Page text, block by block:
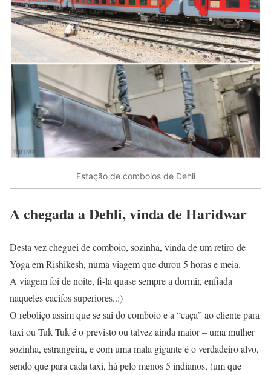
Estação de comboios de Dehli
A chegada a Dehli, vinda de Haridwar
Desta vez cheguei de comboio, sozinha, vinda de um retiro de
Yoga em Rishikesh, numa viagem que durou 5 horas e meia.
A viagem foi de noite, fi-la quase sempre a dormir, enfiada
naqueles cacifos superiores..:)
O reboliço assim que se sai do comboio e a “caça” ao cliente para
taxi ou Tuk Tuk é o previsto ou talvez ainda maior – uma mulher
sozinha, estrangeira, e com uma mala gigante é o verdadeiro alvo,
sendo que para cada taxi, há pelo menos 5 indianos, (um que